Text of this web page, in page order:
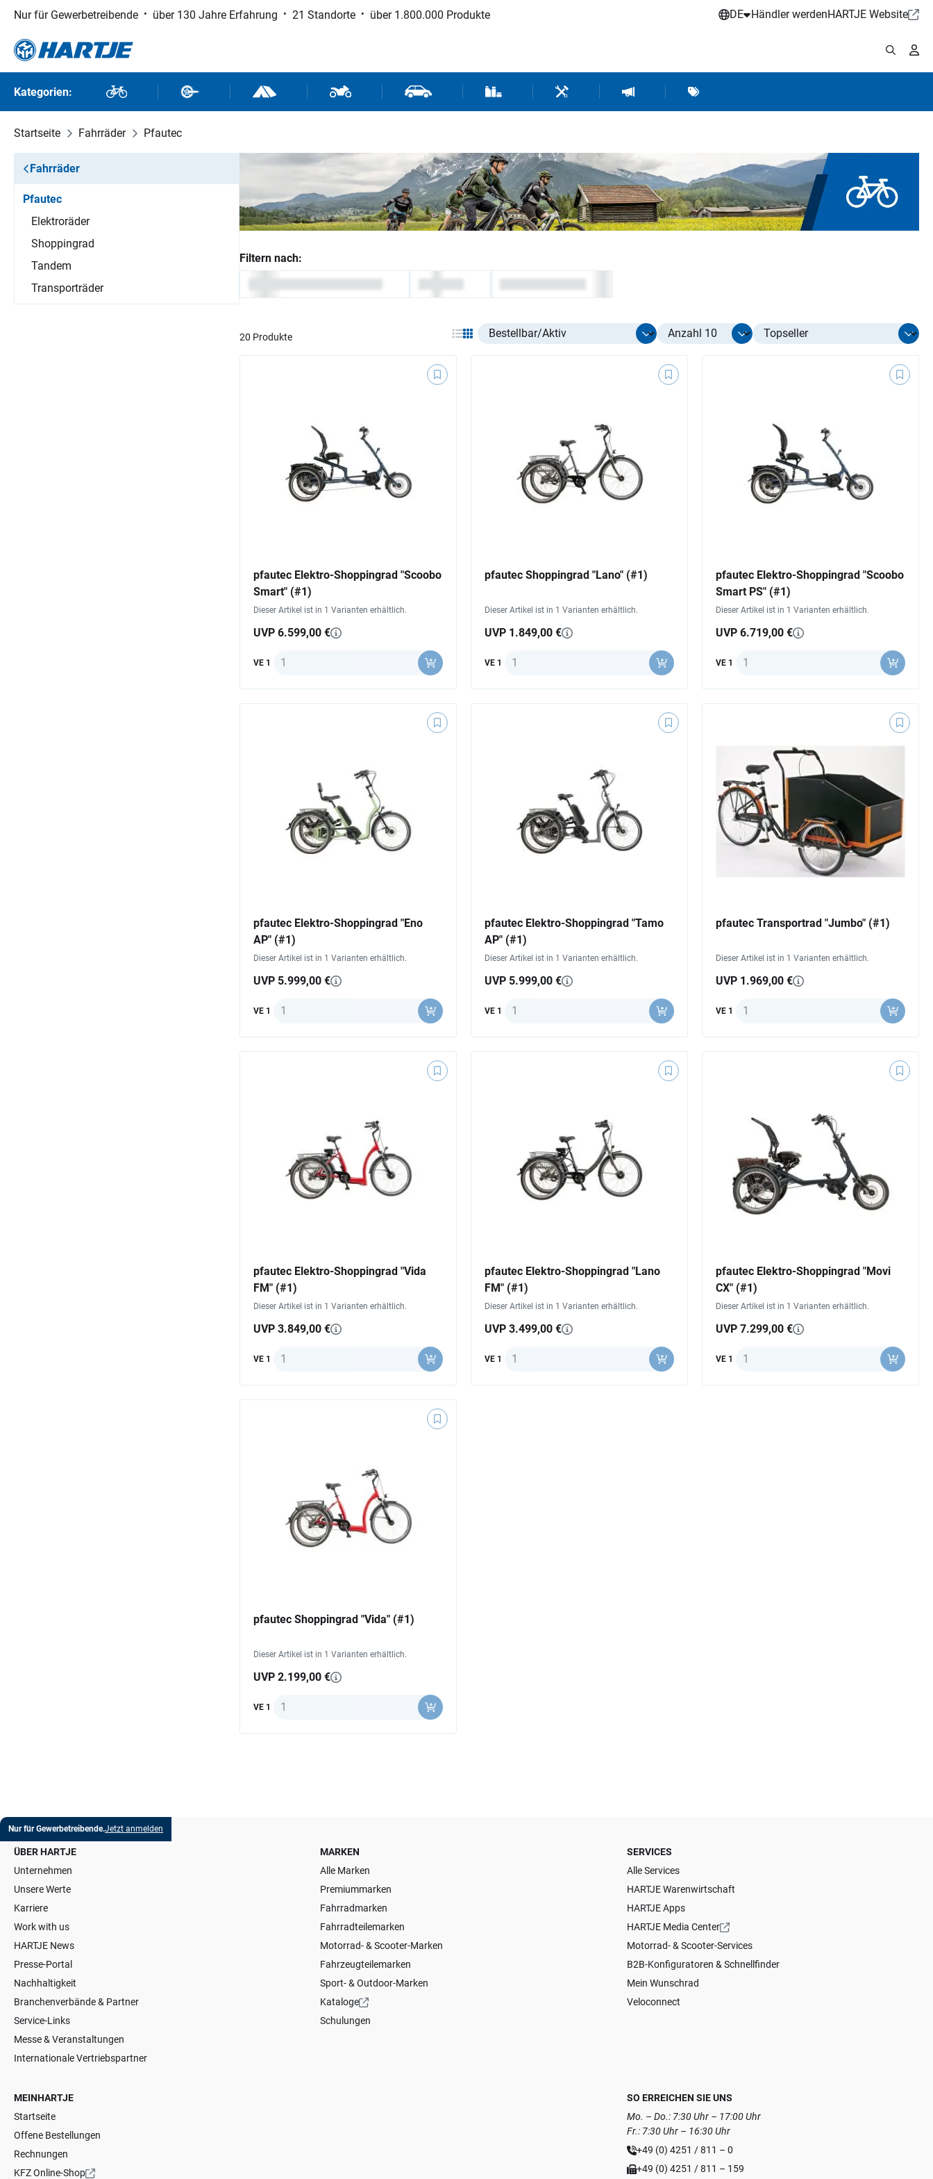
Hauptinhalt springen
Zur Suche springen
Zur Hauptnavigation springen
Nur für Gewerbetreibende über 130 Jahre Erfahrung 21 Standorte über 1.800.000 Produkte DE Händler werdenHARTJE Website
Kategorien: Fahrräder Fahrradteile Outdoor und SportMotorrad- und RollerteileFahrzeugteile und ZubehörVerbrauchsmaterial / Werkstattbedarf
Werkzeuge / Werkstattausrüstung
Hartje MarketingMarken
Startseite Fahrräder Pfautec
Fahrräder
Pfautec
Elektroräder
Shoppingrad
Tandem
Transporträder
Filtern nach:
20 Produkte Select listing item type Select limit
pfautec Elektro-Shoppingrad "Scoobo
Smart" (#1)
Dieser Artikel ist in 1 Varianten erhältlich.
UVP 6.599,00 €
VE 1 Anzahl
pfautec Shoppingrad "Lano" (#1)
Dieser Artikel ist in 1 Varianten erhältlich.
UVP 1.849,00 €
VE 1 Anzahl
pfautec Elektro-Shoppingrad "Scoobo
Smart PS" (#1)
Dieser Artikel ist in 1 Varianten erhältlich.
UVP 6.719,00 €
VE 1 Anzahl
pfautec Elektro-Shoppingrad "Eno
AP" (#1)
Dieser Artikel ist in 1 Varianten erhältlich.
UVP 5.999,00 €
VE 1 Anzahl
pfautec Elektro-Shoppingrad "Tamo
AP" (#1)
Dieser Artikel ist in 1 Varianten erhältlich.
UVP 5.999,00 €
VE 1 Anzahl
pfautec Transportrad "Jumbo" (#1)
Dieser Artikel ist in 1 Varianten erhältlich.
UVP 1.969,00 €
VE 1 Anzahl
pfautec Elektro-Shoppingrad "Vida
FM" (#1)
Dieser Artikel ist in 1 Varianten erhältlich.
UVP 3.849,00 €
VE 1 Anzahl
pfautec Elektro-Shoppingrad "Lano
FM" (#1)
Dieser Artikel ist in 1 Varianten erhältlich.
UVP 3.499,00 €
VE 1 Anzahl
pfautec Elektro-Shoppingrad "Movi
CX" (#1)
Dieser Artikel ist in 1 Varianten erhältlich.
UVP 7.299,00 €
VE 1 Anzahl
pfautec Shoppingrad "Vida" (#1)
Dieser Artikel ist in 1 Varianten erhältlich.
UVP 2.199,00 €
VE 1 Anzahl
Nur für Gewerbetreibende.Jetzt anmelden
ÜBER HARTJE
Unternehmen
Unsere Werte
Karriere
Work with us
HARTJE News
Presse-Portal
Nachhaltigkeit
Branchenverbände & Partner
Service-Links
Messe & Veranstaltungen
Internationale Vertriebspartner
MARKEN
Alle Marken
Premiummarken
Fahrradmarken
Fahrradteilemarken
Motorrad- & Scooter-Marken
Fahrzeugteilemarken
Sport- & Outdoor-Marken
Kataloge
Schulungen
SERVICES
Alle Services
HARTJE Warenwirtschaft
HARTJE Apps
HARTJE Media Center
Motorrad- & Scooter-Services
B2B-Konfiguratoren & Schnellfinder
Mein Wunschrad
Veloconnect
MEINHARTJE
Startseite
Offene Bestellungen
Rechnungen
KFZ Online-Shop
SO ERREICHEN SIE UNS
Mo. – Do.: 7:30 Uhr – 17:00 Uhr
Fr.: 7:30 Uhr – 16:30 Uhr
+49 (0) 4251 / 811 – 0
+49 (0) 4251 / 811 – 159